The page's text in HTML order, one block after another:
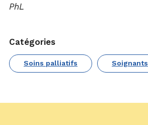
PhL
Catégories
Soins palliatifs Soignants